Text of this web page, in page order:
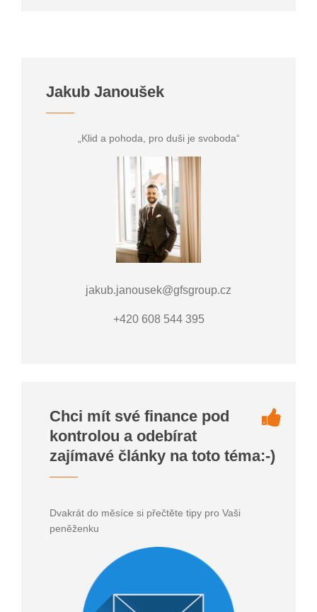
Jakub Janoušek
„Klid a pohoda, pro duši je svoboda“
jakub.janousek@gfsgroup.cz
+420 608 544 395
Chci mít své finance pod
kontrolou a odebírat
zajímavé články na toto téma:-)
Dvakrát do měsíce si přečtěte tipy pro Vaši
peněženku